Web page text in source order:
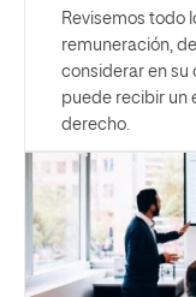
Revisemos todo
remuneración,
considerar en su
puede recibir un
derecho.